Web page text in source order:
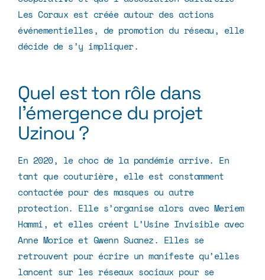
Les Coraux est créée autour des actions
événementielles, de promotion du réseau, elle
décide de s’y impliquer.
Quel est ton rôle dans
l’émergence du projet
Uzinou ?
En 2020, le choc de la pandémie arrive. En
tant que couturière, elle est constamment
contactée pour des masques ou autre
protection. Elle s’organise alors avec Meriem
Hammi, et elles créent L’Usine Invisibleavec
Anne Morice et Gwenn Suanez. Elles se
retrouvent pour écrire un manifeste qu’elles
lancent sur les réseaux sociaux pour se